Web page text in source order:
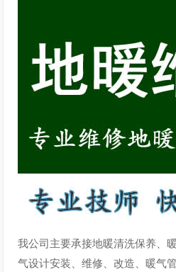
我公司主要承接地暖清洗保养、
气设计安装、维修、改造、暖气